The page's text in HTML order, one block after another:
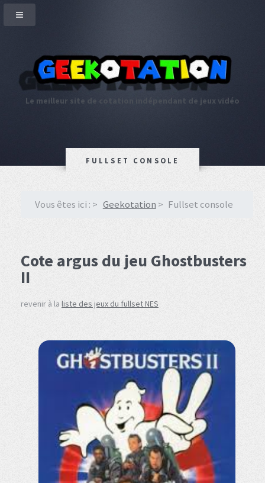
Le meilleur site de cotation indépendant de jeux vidéo
FULLSET CONSOLE
Vous êtes ici : Geekotation Fullset console
Cote argus du jeu Ghostbusters
II
revenir à la liste des jeux du fullset NES